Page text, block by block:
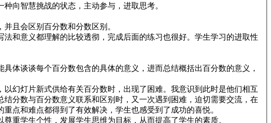
向智慧挑战的状态，主动参与，进取思考。
且会区别百分数和分数区别。
和意义都理解的比较透彻，完成后面的练习也很好。学生学习的进取性
体谈谈每个百分数包含的具体的意义，进而总结概括出百分数的意义，
幻灯片新式供给有关百分数时，出现了困难。我意识到此时是他们相互
分数与百分数意义联系和区别时，又一次遇到困难，迫切需要交流，在
点和难点都得到了有效解决，学生也感受到了成功的喜悦。
重学生个性，发展学生思维为目标，从而提高了学生的素质。